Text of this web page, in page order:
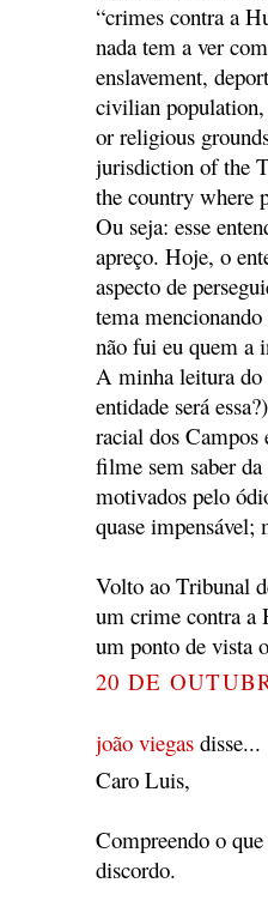
“crimes contra a
nada tem a ver
enslavement,
civilian
or religious
jurisdiction of the
the country where
Ou seja: esse
apreço. Hoje, o
aspecto de
tema
não fui eu quem a
A minha leitura do
entidade será
racial dos Campos
filme sem saber
motivados pelo
quase impensável;
Volto ao Tribunal
um crime contra a
um ponto de vista
20 DE
joão viegas disse...
Caro Luis,
Compreendo o
discordo.